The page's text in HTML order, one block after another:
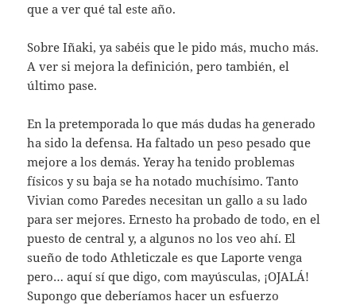
que a ver qué tal este año.
Sobre Iñaki, ya sabéis que le pido más, mucho más.
A ver si mejora la definición, pero también, el
último pase.
En la pretemporada lo que más dudas ha generado
ha sido la defensa. Ha faltado un peso pesado que
mejore a los demás. Yeray ha tenido problemas
físicos y su baja se ha notado muchísimo. Tanto
Vivian como Paredes necesitan un gallo a su lado
para ser mejores. Ernesto ha probado de todo, en el
puesto de central y, a algunos no los veo ahí. El
sueño de todo Athleticzale es que Laporte venga
pero… aquí sí que digo, com mayúsculas, ¡OJALÁ!
Supongo que deberíamos hacer un esfuerzo